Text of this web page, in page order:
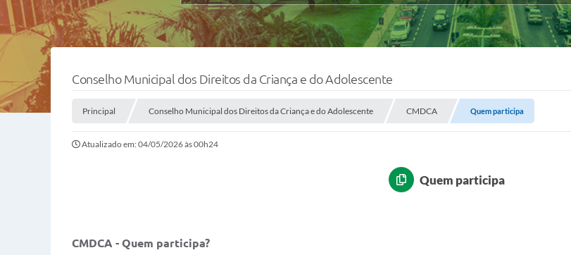
Conselho Municipal dos Direitos da Criança e do Adolescente
Principal Conselho Municipal dos Direitos da Criança e do Adolescente CMDCA Quem participa
Atualizado em: 04/05/2026 às 00h24
Quem participa
CMDCA - Quem participa?